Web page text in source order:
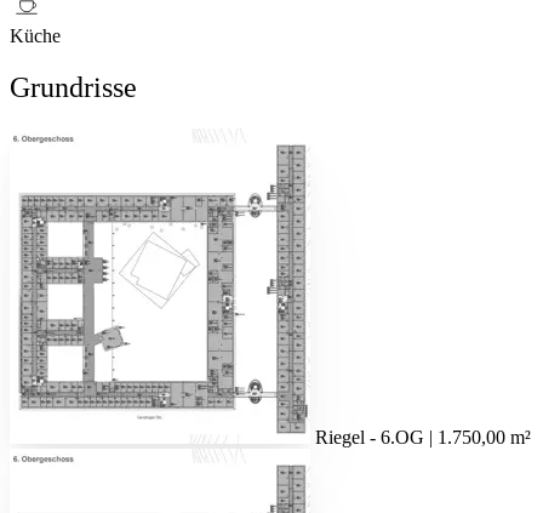
Küche
Grundrisse
Riegel - 6.OG | 1.750,00 m²